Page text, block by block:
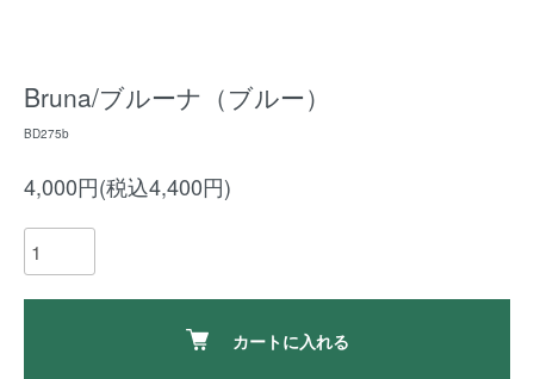
Bruna/ブルーナ（ブルー）
BD275b
4,000円(税込4,400円)
カートに入れる